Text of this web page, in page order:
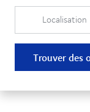
Localisation
Trouver des